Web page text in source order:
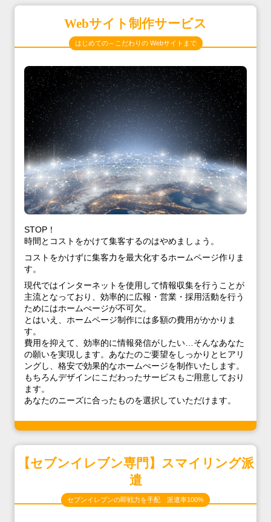
Webサイト制作サービス
はじめての～こだわりの Webサイトまで
STOP！
時間とコストをかけて集客するのはやめましょう。
コストをかけずに集客力を最大化するホームページ作りま
す。
現代ではインターネットを使用して情報収集を行うことが
主流となっており、効率的に広報・営業・採用活動を行う
ためにはホームぺージが不可欠。
とはいえ、ホームページ制作には多額の費用がかかりま
す。
費用を抑えて、効率的に情報発信がしたい…そんなあなた
の願いを実現します。あなたのご要望をしっかりとヒアリ
ングし、格安で効果的なホームぺージを制作いたします。
もちろんデザインにこだわったサービスもご用意しており
ます。
あなたのニーズに合ったものを選択していただけます。
【セブンイレブン専門】スマイリング派
遣
セブンイレブンの即戦力を手配 派遣率100%